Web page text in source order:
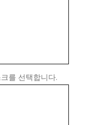
를 선택합니다.